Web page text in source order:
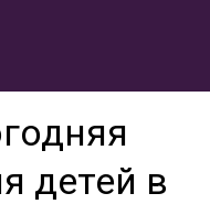
детей в